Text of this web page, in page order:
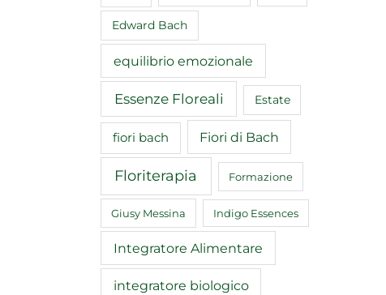
Edward Bach
equilibrio emozionale
Essenze Floreali Estate
fiori bach Fiori di Bach
Floriterapia Formazione
Giusy Messina Indigo Essences
Integratore Alimentare
integratore biologico